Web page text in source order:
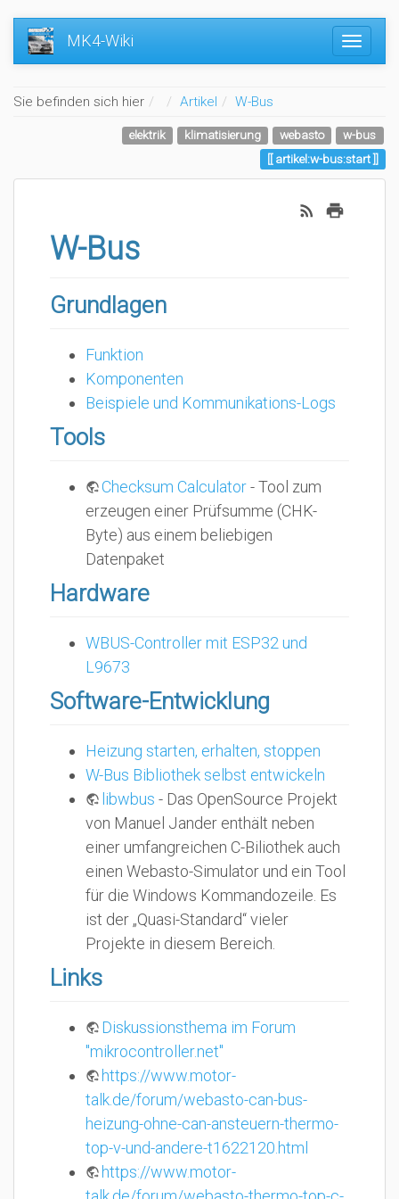
MK4-Wiki
Sie befinden sich hier Home
Artikel W-Bus
elektrik klimatisierung webasto
w-bus
artikel:w-bus:start
W-Bus
Grundlagen
Funktion
Komponenten
Beispiele und Kommunikations-Logs
Tools
Checksum Calculator- Tool zum
erzeugen einer Prüfsumme (CHK-
Byte) aus einem beliebigen
Datenpaket
Hardware
WBUS-Controller mit ESP32 und
L9673
Software-Entwicklung
Heizung starten, erhalten, stoppen
W-Bus Bibliothek selbst entwickeln
libwbus - Das OpenSource Projekt
von Manuel Jander enthält neben
einer umfangreichen C-Biliothek auch
einen Webasto-Simulator und ein Tool
für die Windows Kommandozeile. Es
ist der „Quasi-Standard“ vieler
Projekte in diesem Bereich.
Links
Diskussionsthema im Forum
"mikrocontroller.net"
https://www.motor-
talk.de/forum/webasto-can-bus-
heizung-ohne-can-ansteuern-thermo-
top-v-und-andere-t1622120.html
https://www.motor-